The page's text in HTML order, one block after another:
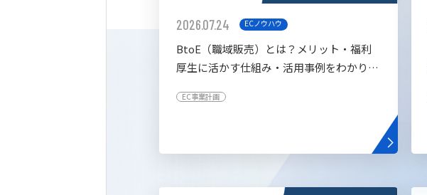
2026.07.24 ECノウハウ
BtoE（職域販売）とは？メリット・福利
厚生に活かす仕組み・活用事例をわかりや
EC事業計画